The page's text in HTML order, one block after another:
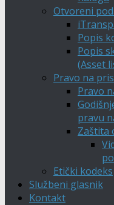
Otvoreni
Popis
Popis
(Asset
Pravo na
Pravo
pravu
Zaštita
Etički kodeks
Službeni glasnik
Kontakt